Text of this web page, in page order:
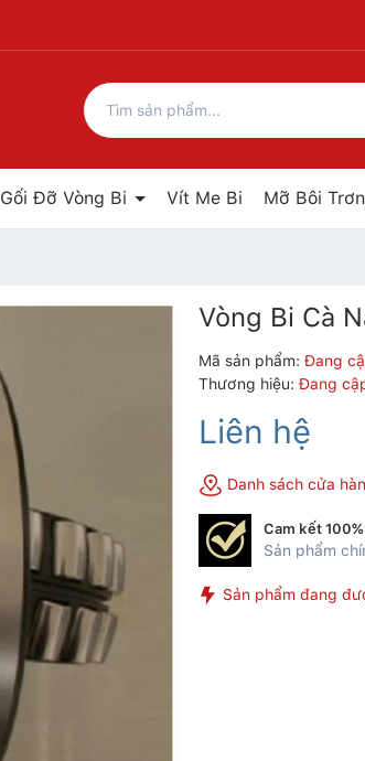
Gối Đỡ Vòng Bi Vít Me Bi Mỡ Bôi Trơn
Vòng Bi Cà
Mã sản phẩm: Đang
Thương hiệu: Đang
Liên hệ
Danh sách cửa
Cam kết 100%
Sản phẩm
Sản phẩm đang